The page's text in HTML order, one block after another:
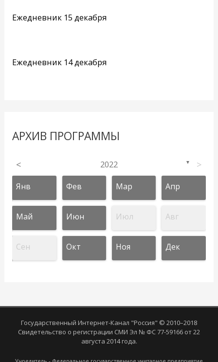
Ежедневник 15 декабря
Ежедневник 14 декабря
АРХИВ ПРОГРАММЫ
< 2022 ▼ >
Янв Фев Мар Апр
Май Июн Июл Авг
Сен Окт Ноя Дек
Государственный Интернет-Канал "Россия" © 2010–2018
Свидетельство о регистрации СМИ Эл № ФС 77-59166 от 22
августа 2014 года.